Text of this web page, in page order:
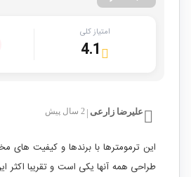
امتیاز کلی
4.1
علیرضا زارعی 2 سال پیش
این ترمومترها با برندها و کیفیت های
طراحی همه آنها یکی است و تقریبا اکثر